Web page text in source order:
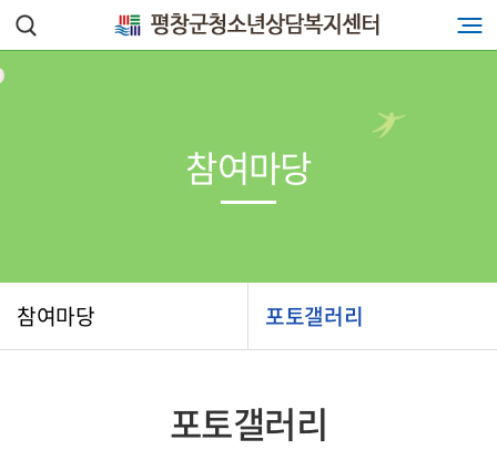
참여마당 포토갤러리
참여마당
포토갤러리